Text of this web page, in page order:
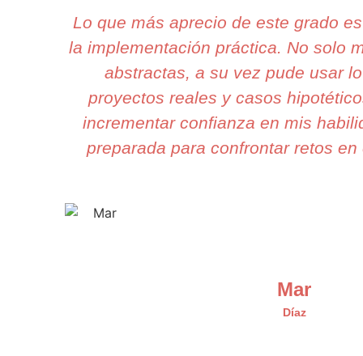
Lo que más aprecio de este grado
la implementación práctica. No solo
abstractas, a su vez pude usar
proyectos reales y casos
incrementar confianza en mis
preparada para confrontar retos
Mar
Díaz